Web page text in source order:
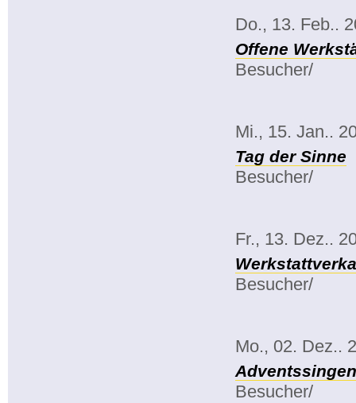
Do., 13. Feb..
Offene
Besucher/
Mi., 15. Jan..
Tag der Sinne
Besucher/
Fr., 13. Dez..
Besucher/
Mo., 02. Dez..
Adventssingen
Besucher/